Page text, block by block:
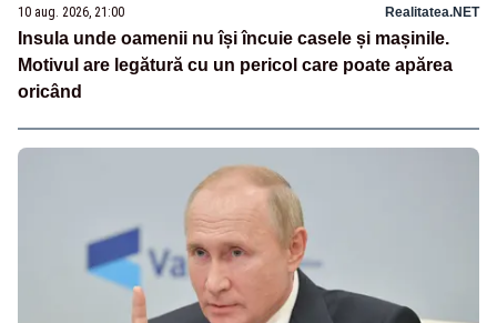
10 aug. 2026, 21:00 Realitatea.NET
Insula unde oamenii nu își încuie casele și mașinile.
Motivul are legătură cu un pericol care poate apărea
oricând